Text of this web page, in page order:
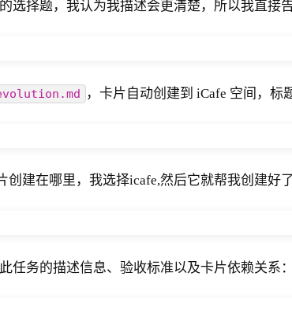
选择题，我认为我描述会更清楚，所以我直接
，卡片自动创建到 iCafe 空间，
建在哪里，我选择icafe,然后它就帮我创建好了
任务的描述信息、验收标准以及卡片依赖关系：